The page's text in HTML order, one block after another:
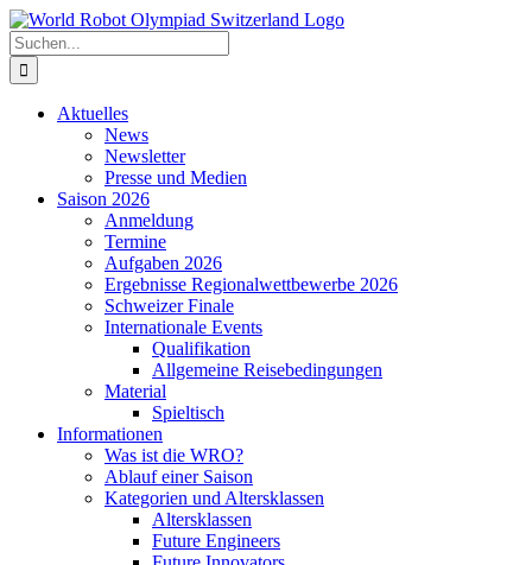
Zum
Inhalt
springen
Suche
nach:
Aktuelles
News
Newsletter
Presse und Medien
Saison 2026
Anmeldung
Termine
Aufgaben 2026
Ergebnisse Regionalwettbewerbe 2026
Schweizer Finale
Internationale Events
Qualifikation
Allgemeine Reisebedingungen
Material
Spieltisch
Informationen
Was ist die WRO?
Ablauf einer Saison
Kategorien und Altersklassen
Altersklassen
Future Engineers